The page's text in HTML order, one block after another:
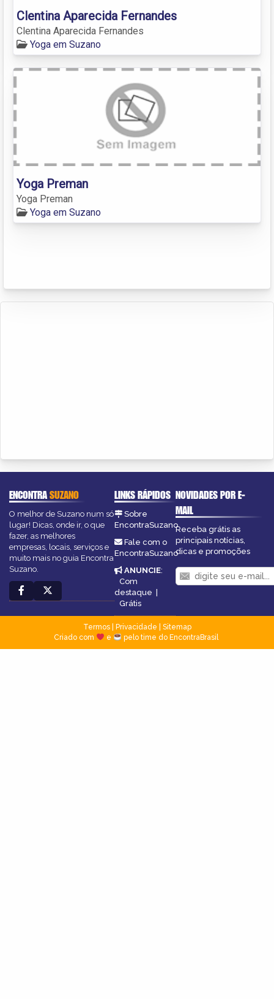
Clentina Aparecida Fernandes
Clentina Aparecida Fernandes
Yoga em Suzano
Yoga Preman
Yoga Preman
Yoga em Suzano
ENCONTRASUZANO
O melhor de Suzano num só
lugar! Dicas, onde ir, o que
fazer, as melhores
empresas, locais, serviços e
muito mais no guia Encontra
Suzano.
LINKS RÁPIDOS
Sobre
EncontraSuzano
Fale com o
EncontraSuzano
ANUNCIE:
Com
destaque |
Grátis
NOVIDADES POR E-
MAIL
Receba grátis as
principais notícias,
dicas e promoções
Termos| Privacidade
Sitemap
Criado com
e pelo time do EncontraBrasil